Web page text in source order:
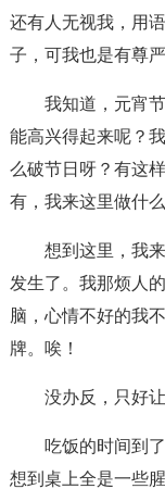
还有人无视我，用
子，可我也是有尊严
我知道，元宵
能高兴得起来呢？
么破节日呀？有这
有，我来这里做什
想到这里，我
发生了。我那烦人
脑，心情不好的我
牌。唉！
没办反，只好
吃饭的时间到
想到桌上全是一些